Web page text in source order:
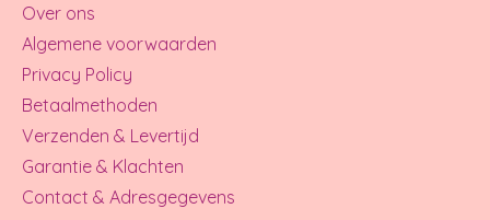
Over ons
Algemene voorwaarden
Privacy Policy
Betaalmethoden
Verzenden & Levertijd
Garantie & Klachten
Contact & Adresgegevens